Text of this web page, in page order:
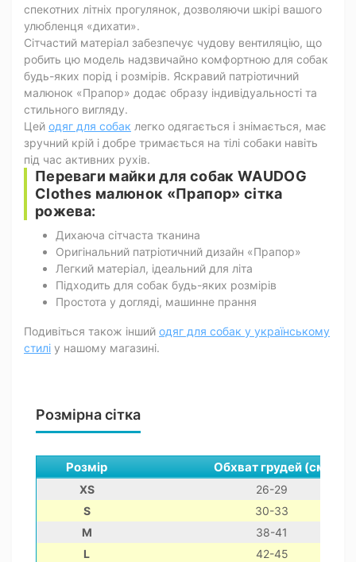
спекотних літніх прогулянок, дозволяючи шкірі вашого
улюбленця «дихати».
Сітчастий матеріал забезпечує чудову вентиляцію, що
робить цю модель надзвичайно комфортною для собак
будь-яких порід і розмірів. Яскравий патріотичний
малюнок «Прапор» додає образу індивідуальності та
стильного вигляду.
Цей одяг для собак легко одягається і знімається, має
зручний крій і добре тримається на тілі собаки навіть
під час активних рухів.
Переваги майки для собак WAUDOG
Clothes малюнок «Прапор» сітка
рожева:
Дихаюча сітчаста тканина
Оригінальний патріотичний дизайн «Прапор»
Легкий матеріал, ідеальний для літа
Підходить для собак будь-яких розмірів
Простота у догляді, машинне прання
Подивіться також інший одяг для собак у українському
стилі у нашому магазині.
Розмірна сітка
Розмір Обхват грудей (см)
XS
26-29
S
30-33
M
38-41
L
42-45